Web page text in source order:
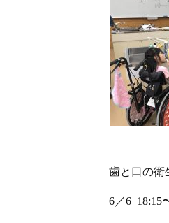
歯と口の衛
6／6 18:15